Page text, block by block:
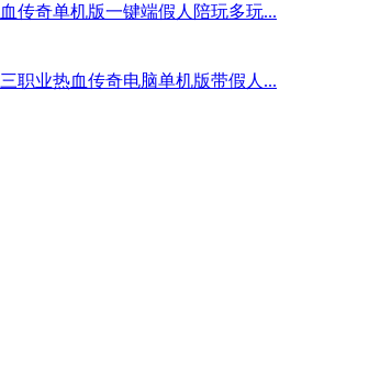
传奇单机版一键端假人陪玩多玩...
职业热血传奇电脑单机版带假人...